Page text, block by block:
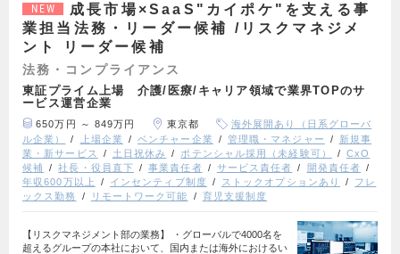
NEW
成長市場×SaaS"カイポケ"を支える事
業担当法務・リーダー候補 /リスクマネジメ
ント リーダー候補
法務・コンプライアンス
東証プライム上場 介護/医療/キャリア領域で業界TOPのサ
ービス運営企業
650万円 ～ 849万円 東京都
海外展開あり（日系グローバ
ル企業）
上場企業 ベンチャー企業 管理職・マネジャー
新規事
業・新サービス
土日祝休み ポテンシャル採用（未経験可）
CxO
候補
社長・役員直下 事業責任者 サービス責任者
開発責任者
年収600万以上
インセンティブ制度 ストックオプションあり
フレ
ックス勤務
リモートワーク可能 育児支援制度
【リスクマネジメント部の業務】 ・グローバルで4000名を
超えるグループの本社において、国内または海外におけるい